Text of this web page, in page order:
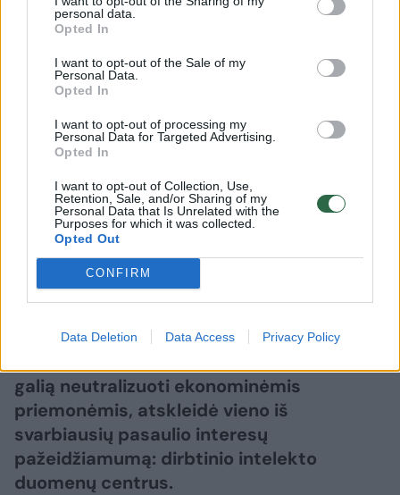
personal data.
Opted In
I want to opt-out of the Sale of my
Personal Data.
Opted In
I want to opt-out of processing my
Personal Data for Targeted Advertising.
Opted In
I want to opt-out of Collection, Use,
Retention, Sale, and/or Sharing of my
Personal Data that Is Unrelated with the
Purposes for which it was collected.
Opted Out
CONFIRM
Data Deletion Data Access Privacy Policy
Netikėtas įkaitas Irano kare:
„namus“(1)
2026 m. rugpjūčio 8 d. 11:29
Lrytas.lt
galią neutralizuoti ekonominėmis
priemonėmis, atskleidė vieno iš
svarbiausių pasaulio interesų
pažeidžiamumą: dirbtinio intelekto
duomenų centrus.